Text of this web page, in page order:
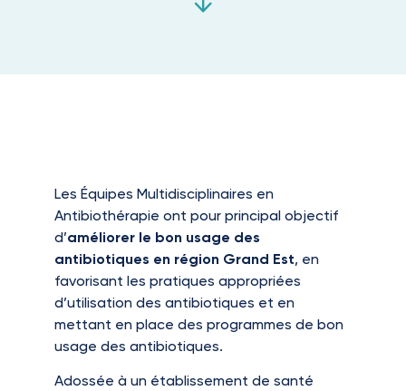
Les Équipes Multidisciplinaires en
Antibiothérapie ont pour principal objectif
d’améliorer le bon usage des
antibiotiques en région Grand Est, en
favorisant les pratiques appropriées
d’utilisation des antibiotiques et en
mettant en place des programmes de bon
usage des antibiotiques.
Adossée à un établissement de santé